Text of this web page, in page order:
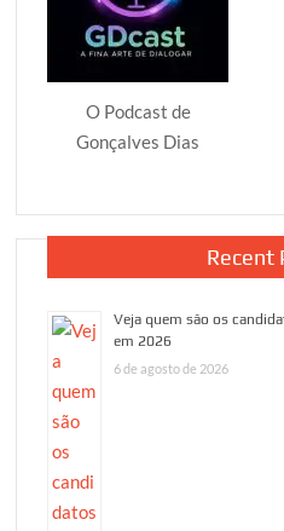
O Podcast de
Gonçalves Dias
Recent
Veja quem são os
em 2026
6 de agosto de 2026